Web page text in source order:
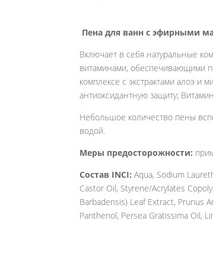
Пена для ванн с эфирными
Включает в себя натуральные
витаминами, обеспечивающими
комплексе с экстрактами алоэ
антиоксидантную защиту;
Небольшое количество пены
водой.
Меры предосторожности:
Состав INCI: Aqua, Sodium
Castor Oil, Styrene/Acrylates
Barbadensis) Leaf Extract, Prunus
Panthenol, Persea Gratissima Oil,